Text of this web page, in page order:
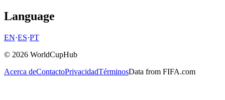
Language
EN·ES·PT
© 2026 WorldCupHub
Acerca deContactoPrivacidadTérminosData from FIFA.com